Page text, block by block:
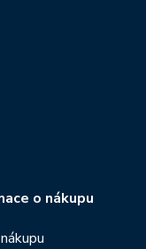
o nákupu